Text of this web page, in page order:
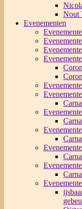
Nout
Evenementen